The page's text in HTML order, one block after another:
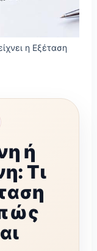
η Εξέταση
ή
Τι